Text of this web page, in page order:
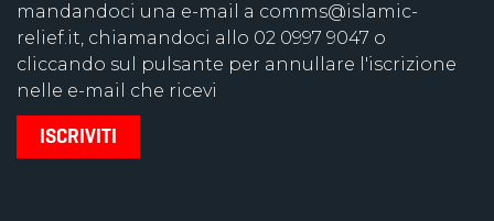
mandandoci una e-mail a comms@islamic-
relief.it, chiamandoci allo 02 0997 9047 o
cliccando sul pulsante per annullare l'iscrizione
nelle e-mail che ricevi